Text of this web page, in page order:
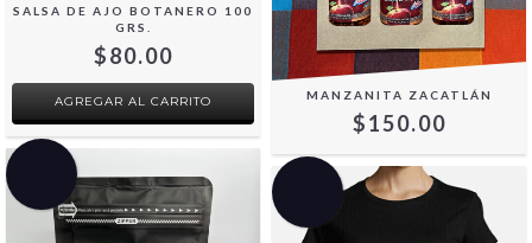
SALSA DE AJO BOTANERO 100
GRS.
$80.00
MANZANITA ZACATLÁN
$150.00